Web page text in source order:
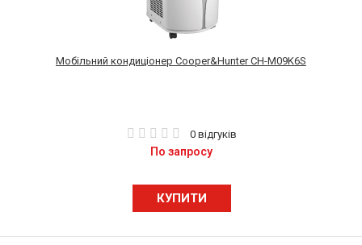
Мобільний кондиціонер Cooper&Hunter CH-M09K6S
0 відгуків
По запросу
КУПИТИ